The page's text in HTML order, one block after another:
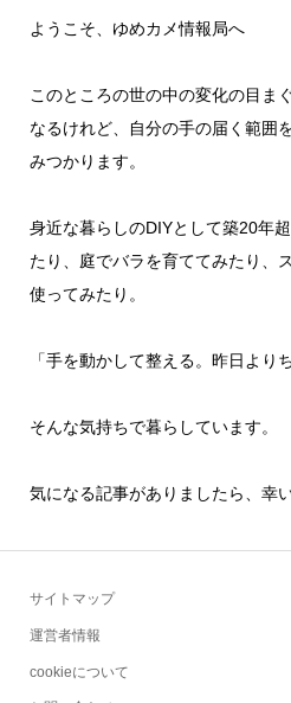
ようこそ、ゆめカメ情報局へ
このところの世の中の変化の目ま
なるけれど、自分の手の届く範囲
みつかります。
身近な暮らしのDIYとして築20年
たり、庭でバラを育ててみたり、
使ってみたり。
「手を動かして整える。昨日より
そんな気持ちで暮らしています。
気になる記事がありましたら、幸い
サイトマップ
運営者情報
cookieについて